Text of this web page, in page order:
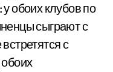
обоих клубов по
сыграют с
с